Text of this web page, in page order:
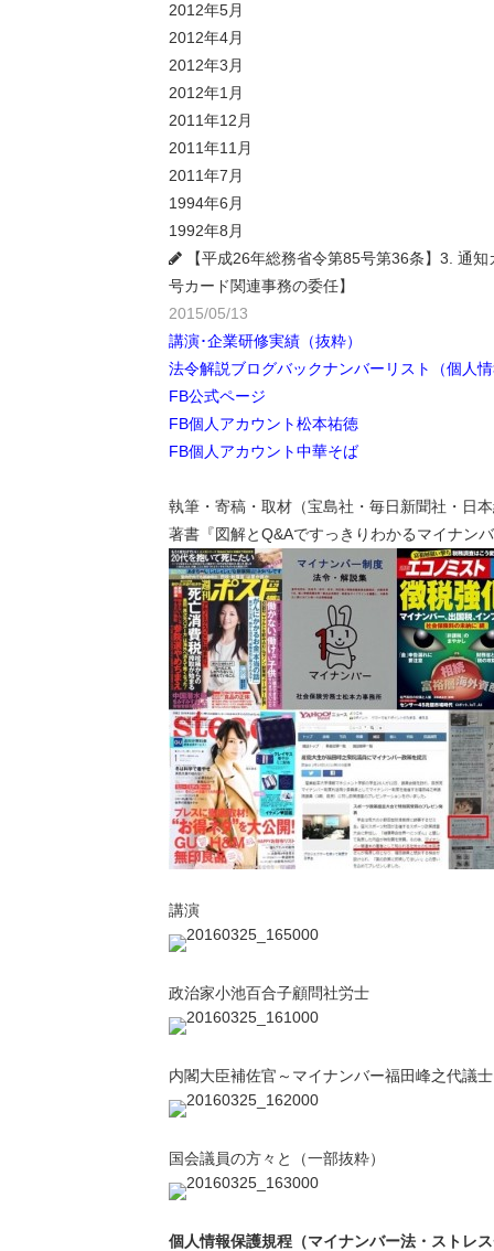
2012年5月
2012年4月
2012年3月
2012年1月
2011年12月
2011年11月
2011年7月
1994年6月
1992年8月
【平成26年総務省令第85号第36条】3. 通
号カード関連事務の委任】
2015/05/13
講演･企業研修実績（抜粋）
法令解説ブログバックナンバーリスト（個人
FB公式ページ
FB個人アカウント松本祐徳
FB個人アカウント中華そば
執筆・寄稿・取材（宝島社・毎日新聞社・日
著書『図解とQ&Aですっきりわかるマイナン
講演
政治家小池百合子顧問社労士
内閣大臣補佐官～マイナンバー福田峰之代議
国会議員の方々と（一部抜粋）
個人情報保護規程（マイナンバー法・ストレ